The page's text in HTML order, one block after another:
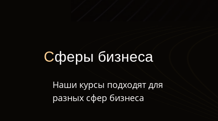
Сферы бизнеса
Наши курсы подходят для
разных сфер бизнеса